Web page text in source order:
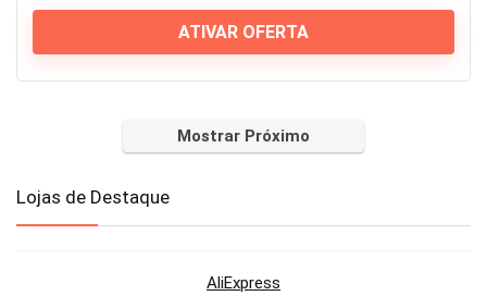
ATIVAR OFERTA
Mostrar Próximo
Lojas de Destaque
AliExpress